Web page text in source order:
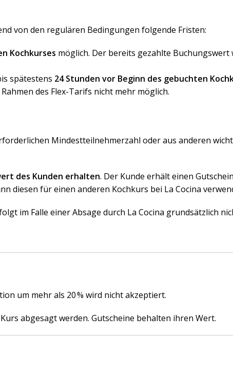
von den regulären Bedingungen folgende Fristen:
Kochkurses möglich. Der bereits gezahlte Buchungswert
spätestens 24 Stunden vor Beginn des gebuchten
des Flex-Tarifs nicht mehr möglich.
Mindestteilnehmerzahl oder aus anderen
des Kunden erhalten. Der Kunde erhält einen
diesen für einen anderen Kochkurs bei La Cocina
im Falle einer Absage durch La Cocina grundsätzlich
um mehr als 20 % wird nicht akzeptiert.
abgesagt werden. Gutscheine behalten ihren Wert.